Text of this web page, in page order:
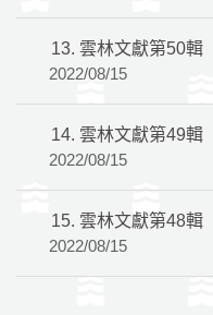
13. 雲林文獻第50輯
2022/08/15
14. 雲林文獻第49輯
2022/08/15
15. 雲林文獻第48輯
2022/08/15